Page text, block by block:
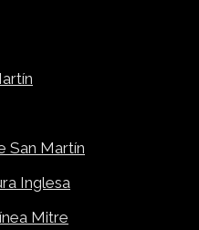
San Martín
Inglesa
Mitre